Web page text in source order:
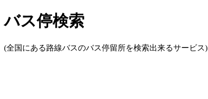
バス停検索
(全国にある路線バスのバス停留所を検索出来るサービス)